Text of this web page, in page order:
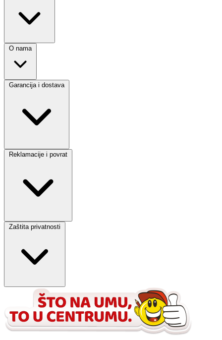
O nama
Garancija i dostava
Reklamacije i povrat
Zaštita privatnosti